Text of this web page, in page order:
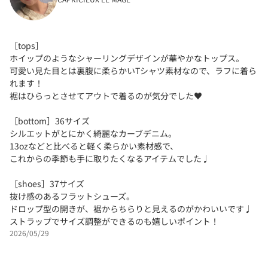
［tops］
ホイップのようなシャーリングデザインが華やかなトップス。
可愛い見た目とは裏腹に柔らかいTシャツ素材なので、ラフに着ら
れます！
裾はひらっとさせてアウトで着るのが気分でした♥
［bottom］36サイズ
シルエットがとにかく綺麗なカーブデニム。
13ozなどと比べると軽く柔らかい素材感で、
これからの季節も手に取りたくなるアイテムでした♩
［shoes］37サイズ
抜け感のあるフラットシューズ。
ドロップ型の開きが、裾からちらりと見えるのがかわいいです♩
ストラップでサイズ調整ができるのも嬉しいポイント！
2026/05/29